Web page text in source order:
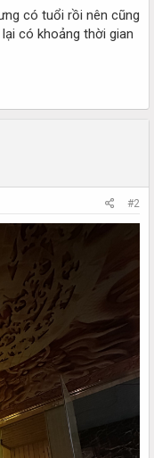
có tuổi rồi nên cũng
có khoảng thời gian
#2